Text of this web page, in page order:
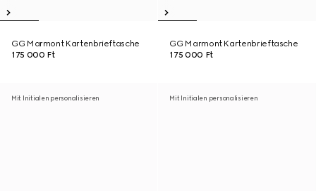
GG Marmont Kartenbrieftasche
175 000 Ft
GG Marmont Kartenbrieftasche
175 000 Ft
Mit Initialen personalisieren Mit Initialen personalisieren